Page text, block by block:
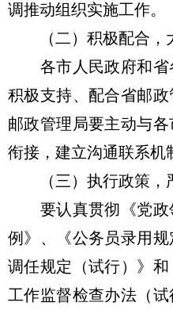
调推动组织实施工作。
（二）积极配合，
各市人民政府和省
积极支持、配合省邮
邮政管理局要主动与
衔接，建立沟通联系机
（三）执行政策，
要认真贯彻《党政
例》、《公务员录用
调任规定（试行）》
工作监督检查办法（